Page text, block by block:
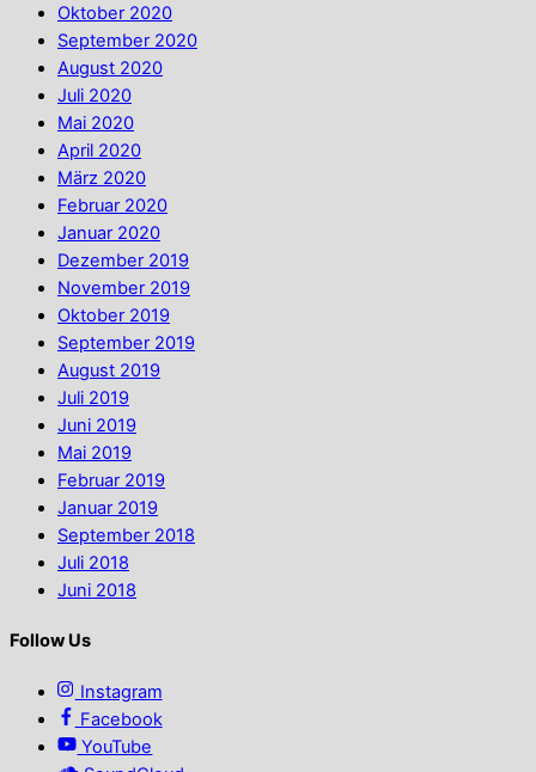
Oktober 2020
September 2020
August 2020
Juli 2020
Mai 2020
April 2020
März 2020
Februar 2020
Januar 2020
Dezember 2019
November 2019
Oktober 2019
September 2019
August 2019
Juli 2019
Juni 2019
Mai 2019
Februar 2019
Januar 2019
September 2018
Juli 2018
Juni 2018
Follow Us
Instagram
Facebook
YouTube